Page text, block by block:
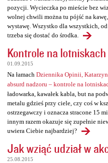
pozycji. Wycieczka po mieście bez
wolnej chwili można tu pójść na
wystawę. Wszystko dla wszystkich,
trzeba się dostać do środka.
Kontrole na
01.09.2015
Na łamach Dziennika Opinii,
absurd nadzoru – kontrole na
ładowarka, kawałek kabla, but na
metalu gdzieś przy ciele, czy coś w
ostrzegawczy i oznacza stracone 15
innym razem okazuje się zupełnie
uwiera Ciebie najbardziej?
Jak wziąć udział w
25.08.2015